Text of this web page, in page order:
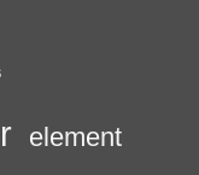
element